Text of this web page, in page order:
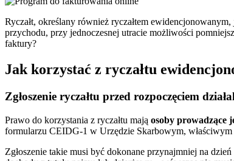
Ryczałt, określany również ryczałtem
przychodu, przy jednoczesnej utracie możliwości
faktury?
Jak korzystać z ryczałtu
Zgłoszenie ryczałtu przed rozpoczęciem
Prawo do korzystania z ryczałtu mają osoby prowadzące
formularzu CEIDG-1 w Urzędzie Skarbowym, właściwym
Zgłoszenie takie musi być dokonane przynajmniej na